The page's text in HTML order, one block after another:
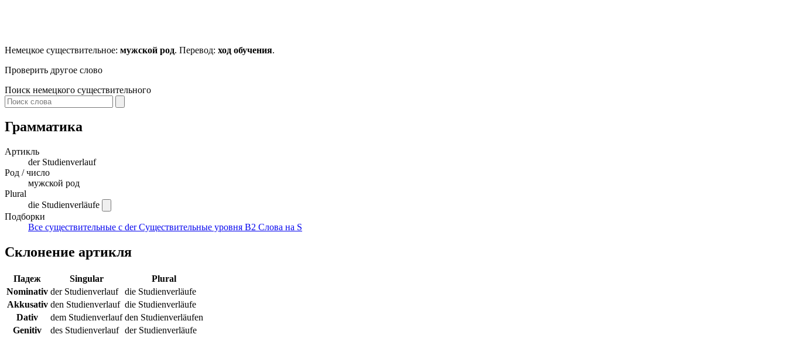
Немецкое существительное: мужской род. Перевод: ход обучения.
Проверить другое слово
Поиск немецкого существительного
Грамматика
Артикль
derStudienverlauf
Род / число
мужской род
Plural
die Studienverläufe
Подборки
Все существительные с derСуществительные уровня B2 Слова на S
Склонение артикля
Падеж Singular
Plural
Nominativ der Studienverlauf
die Studienverläufe
Akkusativ den Studienverlauf die Studienverläufe
Dativ
dem Studienverlauf den Studienverläufen
Genitiv
des Studienverlauf der Studienverläufe